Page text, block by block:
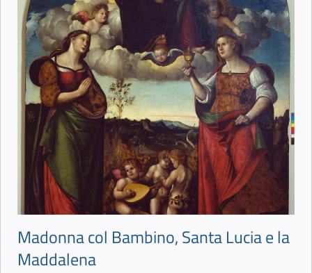
Madonna col Bambino, Santa Lucia e la
Maddalena